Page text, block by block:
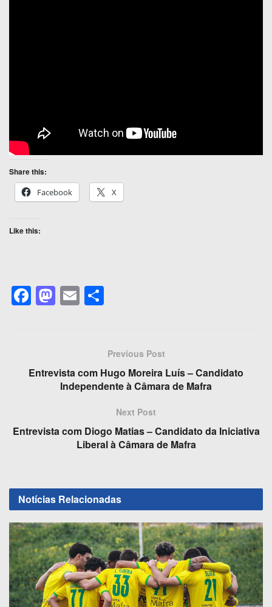
Share this:
Facebook
X
Like this:
F
a
b
k
M
a
d
o
E
m
e
Previous Post
Entrevista com Hugo Moreira Luís – Candidato
Independente à Câmara de Mafra
Next Post
Entrevista com Diogo Matias – Candidato da Iniciativa
Liberal à Câmara de Mafra
Notícias Relacionadas